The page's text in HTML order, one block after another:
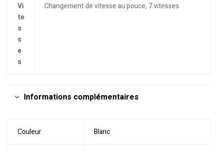
Vi
te
s
s
e
s
Changement de vitesse au pouce, 7 vitesses
Informations complémentaires
Couleur Blanc